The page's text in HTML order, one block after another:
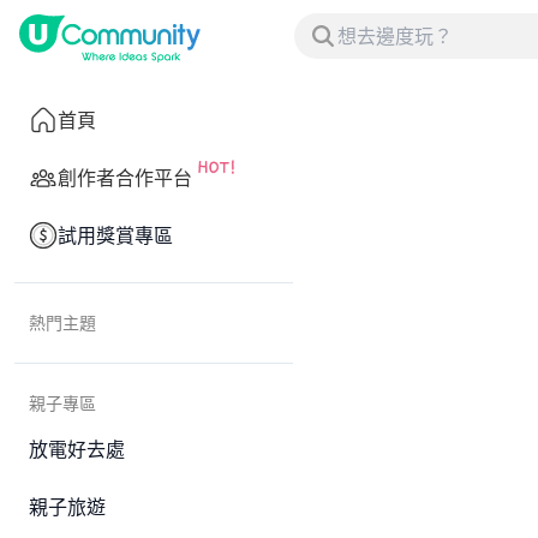
首頁
創作者合作平台
試用獎賞專區
熱門主題
親子專區
放電好去處
親子旅遊